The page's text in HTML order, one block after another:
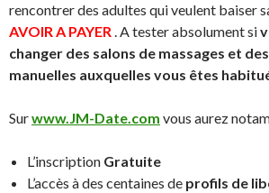
rencontrer des adultes qui veulent baiser
AVOIR A PAYER. A tester absolument si
changer des salons de massages et
manuelles auxquelles vous êtes
Surwww.JM-Date.com vous aurez
L’inscription Gratuite
L’accès à des centaines de profils de